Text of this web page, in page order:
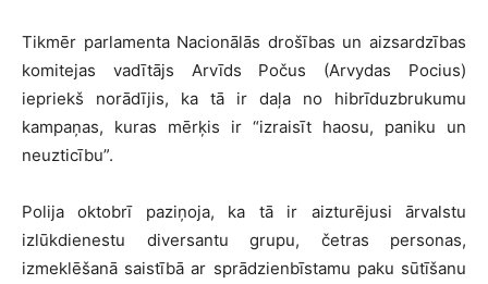
Tikmēr parlamenta Nacionālās drošības un aizsardzības
komitejas vadītājs Arvīds Počus (Arvydas Pocius)
iepriekš norādījis, ka tā ir daļa no hibrīduzbrukumu
kampaņas, kuras mērķis ir “izraisīt haosu, paniku un
neuzticību”.
Polija oktobrī paziņoja, ka tā ir aizturējusi ārvalstu
izlūkdienestu diversantu grupu, četras personas,
izmeklēšanā saistībā ar sprādzienbīstamu paku sūtīšanu